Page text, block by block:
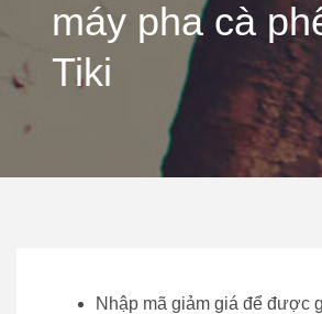
máy pha cà
Tiki
Nhập mã giảm giá để được